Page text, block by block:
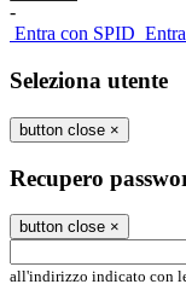
-
Entra con SPID
Seleziona utente
button close ×
Recupero
button close ×
all'indirizzo indicato con